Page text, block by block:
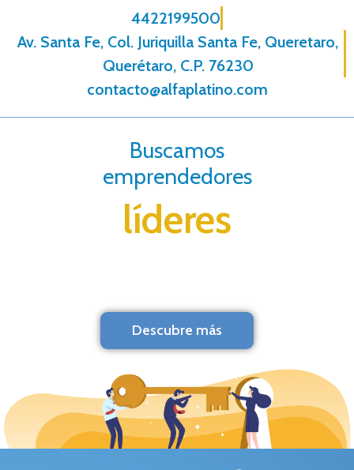
4422199500
Av. Santa Fe, Col. Juriquilla Santa Fe, Queretaro,
Querétaro, C.P. 76230
contacto@alfaplatino.com
Buscamos
emprendedores
líderes
Descubre más